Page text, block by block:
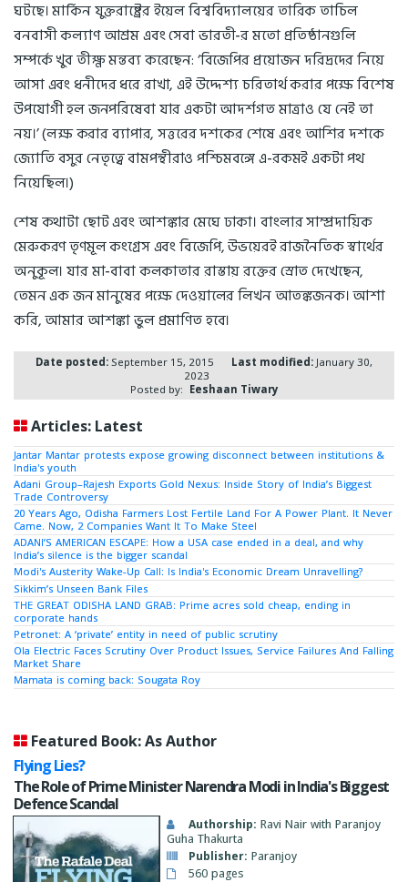
ঘটছে। মার্কিন যুক্তরাষ্ট্রের ইয়েল বিশ্ববিদ্যালয়ের তারিক তাচিল
বনবাসী কল্যাণ আশ্রম এবং সেবা ভারতী-র মতো প্রতিষ্ঠানগুলি
সম্পর্কে খুব তীক্ষ্ণ মন্তব্য করেছেন: ‘বিজেপির প্রয়োজন দরিদ্রদের নিয়ে
আসা এবং ধনীদের ধরে রাখা, এই উদ্দেশ্য চরিতার্থ করার পক্ষে বিশেষ
উপযোগী হল জনপরিষেবা যার একটা আদর্শগত মাত্রাও যে নেই তা
নয়।’ (লক্ষ করার ব্যাপার, সত্তরের দশকের শেষে এবং আশির দশকে
জ্যোতি বসুর নেতৃত্বে বামপন্থীরাও পশ্চিমবঙ্গে এ-রকমই একটা পথ
নিয়েছিল।)
শেষ কথাটা ছোট এবং আশঙ্কার মেঘে ঢাকা। বাংলার সাম্প্রদায়িক
মেরুকরণ তৃণমূল কংগ্রেস এবং বিজেপি, উভয়েরই রাজনৈতিক স্বার্থের
অনুকূল। যার মা-বাবা কলকাতার রাস্তায় রক্তের স্রোত দেখেছেন,
তেমন এক জন মানুষের পক্ষে দেওয়ালের লিখন আতঙ্কজনক। আশা
করি, আমার আশঙ্কা ভুল প্রমাণিত হবে।
Date posted: September 15, 2015 Last modified: January 30,
2023
Posted by: Eeshaan Tiwary
Articles: Latest
Jantar Mantar protests expose growing disconnect between institutions &
India's youth
Adani Group–Rajesh Exports Gold Nexus: Inside Story of India’s Biggest
Trade Controversy
20 Years Ago, Odisha Farmers Lost Fertile Land For A Power Plant. It Never
Came. Now, 2 Companies Want It To Make Steel
ADANI’S AMERICAN ESCAPE: How a USA case ended in a deal, and why
India’s silence is the bigger scandal
Modi's Austerity Wake-Up Call: Is India's Economic Dream Unravelling?
Sikkim’s Unseen Bank Files
THE GREAT ODISHA LAND GRAB: Prime acres sold cheap, ending in
corporate hands
Petronet: A ‘private’ entity in need of public scrutiny
Ola Electric Faces Scrutiny Over Product Issues, Service Failures And Falling
Market Share
Mamata is coming back: Sougata Roy
Featured Book: As Author
Flying Lies?
The Role of Prime Minister Narendra Modi in India's Biggest
Defence Scandal
Authorship: Ravi Nair with Paranjoy
Guha Thakurta
Publisher: Paranjoy
560 pages